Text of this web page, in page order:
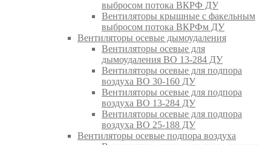
выбросом потока ВКРФ ДУ
Вентиляторы крышные с факельным
выбросом потока ВКРФм ДУ
Вентиляторы осевые дымоудаления
Вентиляторы осевые для
дымоудаления ВО 13-284 ДУ
Вентиляторы осевые для подпора
воздуха ВО 30-160 ДУ
Вентиляторы осевые для подпора
воздуха ВО 13-284 ДУ
Вентиляторы осевые для подпора
воздуха ВО 25-188 ДУ
Вентиляторы осевые подпора воздуха